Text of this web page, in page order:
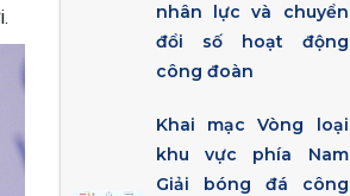
nhân lực và chuyển
đổi số hoạt động
công đoàn
Khai mạc Vòng loại
khu vực phía Nam
Giải bóng đá công